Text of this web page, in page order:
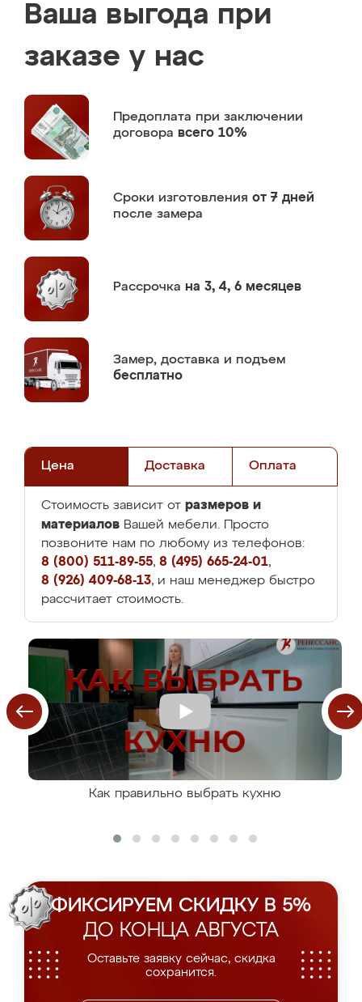
Ваша выгода при
заказе у нас
Предоплата при заключении
договора всего 10%
Сроки изготовления от 7 дней
после замера
Рассрочка на 3, 4, 6 месяцев
Замер, доставка и подъем
бесплатно
Цена Доставка Оплата
Стоимость зависит от размеров и
материалов Вашей мебели. Просто
позвоните нам по любому из телефонов:
8 (800) 511-89-55, 8 (495) 665-24-01,
8 (926) 409-68-13, и наш менеджер быстро
рассчитает стоимость.
Как правильно выбрать кухню
ФИКСИРУЕМ СКИДКУ В 5%
ДО КОНЦА АВГУСТА
Оставьте заявку сейчас, скидка
сохранится.